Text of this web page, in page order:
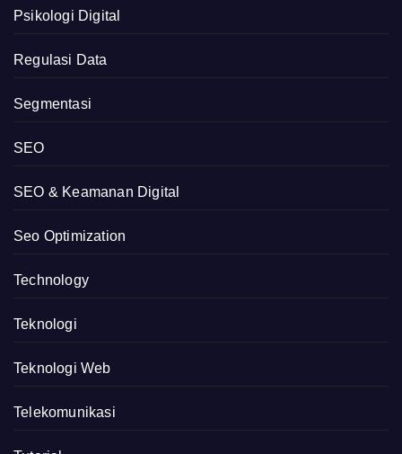
Psikologi Digital
Regulasi Data
Segmentasi
SEO
SEO & Keamanan Digital
Seo Optimization
Technology
Teknologi
Teknologi Web
Telekomunikasi